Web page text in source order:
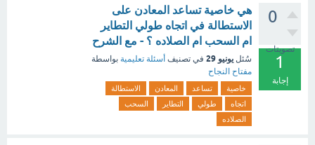
0
تصويتات
1
إجابة
هي خاصية تساعد المعادن على
الاستطالة في اتجاه طولي التطاير
ام السحب ام الصلاده ؟ - مع الشرح
سُئل يونيو 29 في تصنيف أسئلة تعليمية بواسطة
مفتاح النجاح
خاصية تساعد المعادن
الاستطالة
اتجاه
طولي التطاير
السحب
الصلاده